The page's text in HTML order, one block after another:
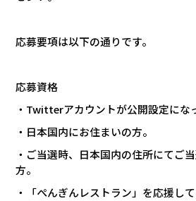
応募要項は以下の通りです。
応募資格
・ Twitterアカウントが公開設定にな
・日本国内にお住まいの方。
・ご当選時、日本国内の住所にてご
方。
・「ぺんぎんレストラン」を応援して